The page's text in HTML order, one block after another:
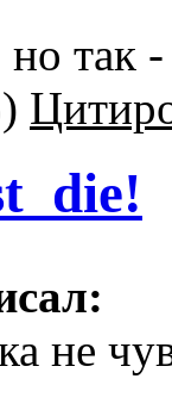
так
не